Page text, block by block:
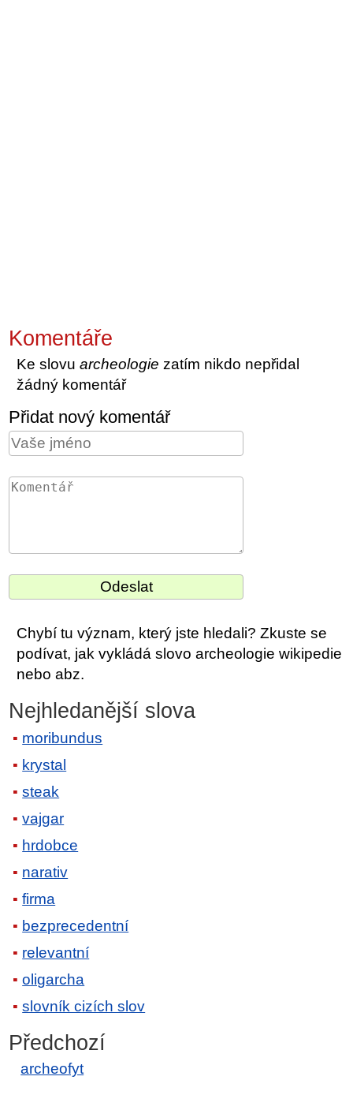
Komentáře
Ke slovuarcheologie zatím nikdo nepřidal
žádný komentář
Přidat nový komentář
Chybí tu význam, který jste hledali? Zkuste se
podívat, jak vykládá slovo archeologie wikipedie
nebo abz.
Nejhledanější slova
moribundus
krystal
steak
vajgar
hrdobce
narativ
firma
bezprecedentní
relevantní
oligarcha
slovník cizích slov
Předchozí
archeofyt